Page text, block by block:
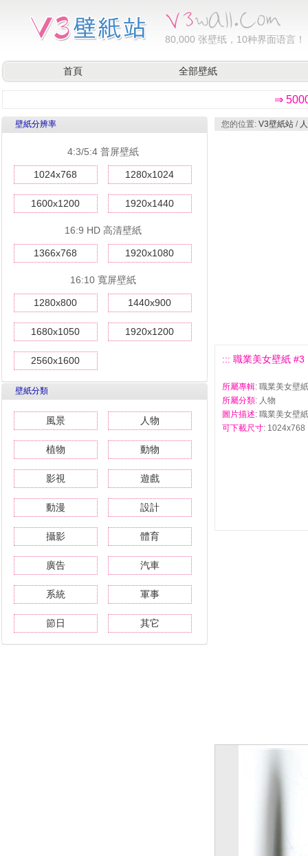
80,000 张壁纸，10种界面语言！
首頁 全部壁紙
⇒
壁紙分辨率
4:3/5:4 普屏壁紙
1024x768 1280x1024
1600x1200 1920x1440
16:9 HD 高清壁紙
1366x768 1920x1080
16:10 寬屏壁紙
1280x800 1440x900
1680x1050 1920x1200
2560x1600
壁紙分類
風景 人物
植物 動物
影視 遊戲
動漫 設計
攝影 體育
廣告 汽車
系統 軍事
節日 其它
您的位置: V3壁紙站 /
::: 職業美女壁紙 #3
所屬專輯: 職業美女壁紙
所屬分類: 人物
圖片描述: 職業美女壁
可下載尺寸: 1024x768